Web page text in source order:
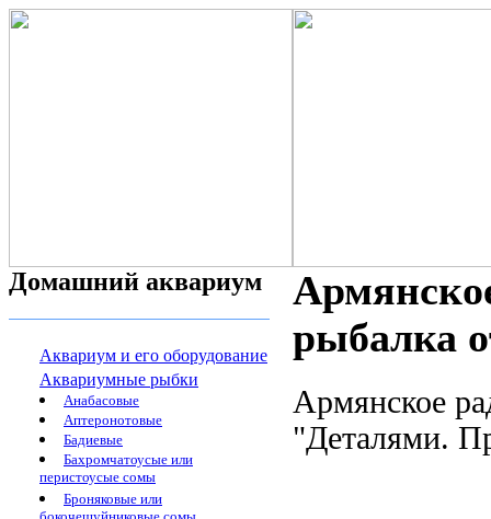
Домашний аквариум
Аквариум и его оборудование
Аквариумные рыбки
Анабасовые
Аптеронотовые
Бадиевые
Бахромчатоусые или
перистоусые сомы
Броняковые или
рыбалка
Армянское
"Деталями.